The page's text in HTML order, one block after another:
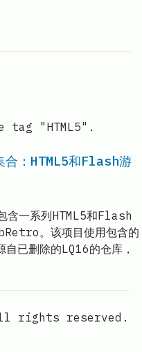
"HTML5".
：HTML5和Flash游
一系列HTML5和Flash
。该项目使用包含的
已删除的LQ16的仓库，
rights reserved.